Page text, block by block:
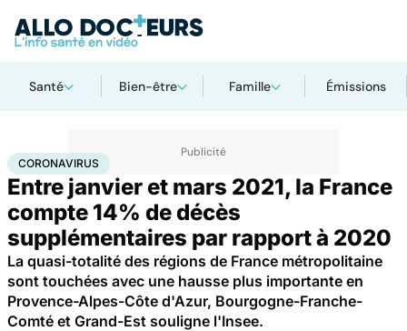
Santé Bien-être Famille Émissions
AccueilSantéCoronavirus
CORONAVIRUS
Entre janvier et mars 2021, la France
compte 14% de décès
supplémentaires par rapport à 2020
La quasi-totalité des régions de France métropolitaine
sont touchées avec une hausse plus importante en
Provence-Alpes-Côte d'Azur, Bourgogne-Franche-
Comté et Grand-Est souligne l'Insee.